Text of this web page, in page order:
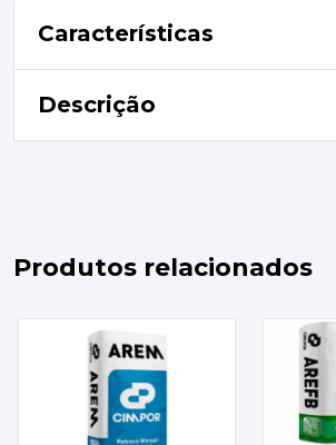
Características
Descrição
Produtos relacionados